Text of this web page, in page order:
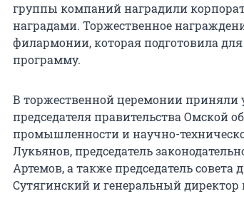
группы компаний наградили
наградами. Торжественное
филармонии, которая подготовила
программу.
В торжественной церемонии приняли
председателя правительства Омской
промышленности и научно-
Лукьянов, председатель
Артемов, а также председатель
Сутягинский и генеральный